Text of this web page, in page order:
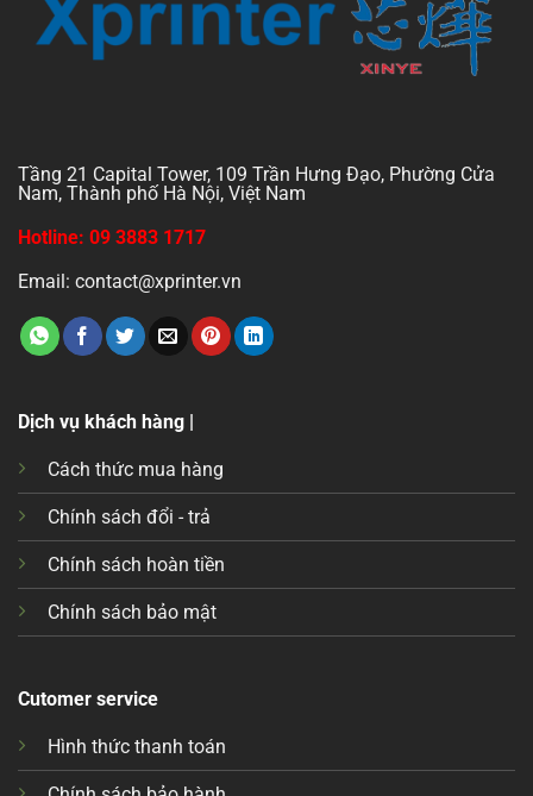
Tầng 21 Capital Tower, 109 Trần Hưng Đạo, Phường Cửa
Nam, Thành phố Hà Nội, Việt Nam
Hotline: 09 3883 1717
Email: contact@xprinter.vn
Dịch vụ khách hàng |
Cách thức mua hàng
Chính sách đổi - trả
Chính sách hoàn tiền
Chính sách bảo mật
Cutomer service
Hình thức thanh toán